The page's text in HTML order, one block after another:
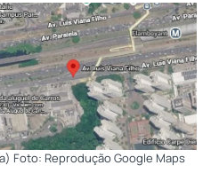
Foto: Reprodução Google Maps